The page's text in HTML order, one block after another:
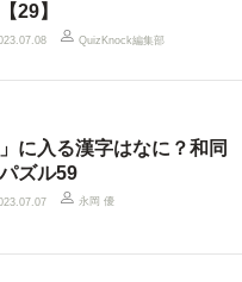
29】
QuizKnock編集部
」に入る漢字はなに？和同
ズル59
永岡 優